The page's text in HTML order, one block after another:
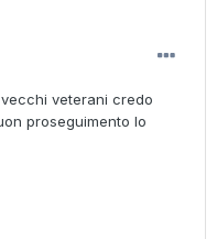
veterani credo
proseguimento lo